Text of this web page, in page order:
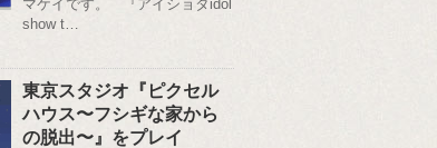
マケイです。 『アイショタidol
show t…
東京スタジオ『ピクセル
ハウス〜フシギな家から
の脱出〜』をプレイ